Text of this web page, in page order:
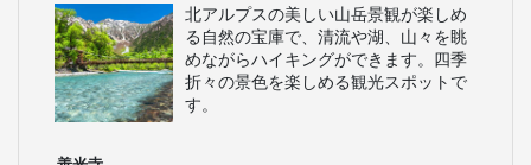
北アルプスの美しい山岳景観が楽しめ
る自然の宝庫で、清流や湖、山々を眺
めながらハイキングができます。四季
折々の景色を楽しめる観光スポットで
す。